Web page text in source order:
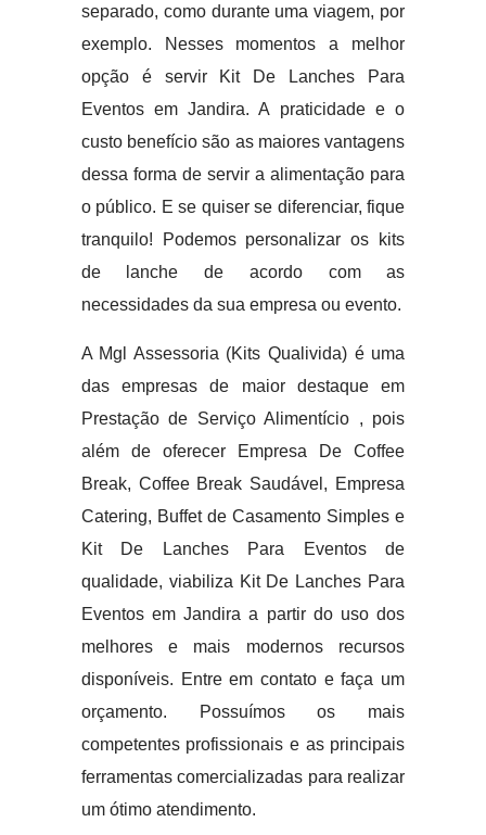
separado, como durante uma viagem, por
exemplo. Nesses momentos a melhor
opção é servir Kit De Lanches Para
Eventos em Jandira. A praticidade e o
custo benefício são as maiores vantagens
dessa forma de servir a alimentação para
o público. E se quiser se diferenciar, fique
tranquilo! Podemos personalizar os kits
de lanche de acordo com as
necessidades da sua empresa ou evento.
A Mgl Assessoria (Kits Qualivida) é uma
das empresas de maior destaque em
Prestação de Serviço Alimentício , pois
além de oferecer Empresa De Coffee
Break, Coffee Break Saudável, Empresa
Catering, Buffet de Casamento Simples e
Kit De Lanches Para Eventos de
qualidade, viabiliza Kit De Lanches Para
Eventos em Jandira a partir do uso dos
melhores e mais modernos recursos
disponíveis. Entre em contato e faça um
orçamento. Possuímos os mais
competentes profissionais e as principais
ferramentas comercializadas para realizar
um ótimo atendimento.